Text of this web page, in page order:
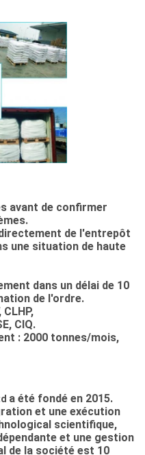
avant de confirmer
de l'entrepôt
une situation de haute
dans un délai de 10
de l'ordre.
CIQ.
: 2000 tonnes/mois,
a été fondé en 2015.
et une exécution
scientifique,
et une gestion
de la société est 10